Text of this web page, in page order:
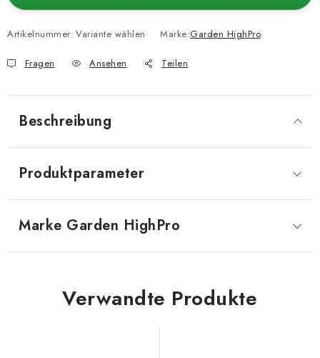
Artikelnummer: Variante wählen Marke:Garden HighPro
Fragen Ansehen Teilen
Beschreibung
Produktparameter
Marke Garden HighPro
Verwandte Produkte